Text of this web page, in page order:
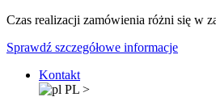
Czas realizacji zamówienia różni się w
Sprawdź szczegółowe informacje
Kontakt
PL >